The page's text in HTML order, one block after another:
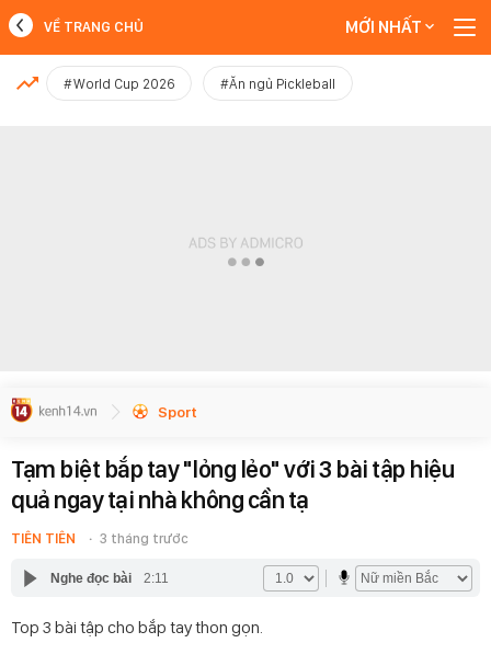
MỚI NHẤT
VỀ TRANG CHỦ MỚI NHẤT
#World Cup 2026 #Ăn ngủ Pickleball
Sport
Tạm biệt bắp tay "lỏng lẻo" với 3 bài tập hiệu
quả ngay tại nhà không cần tạ
TIÊN TIÊN 3 tháng trước
Nghe đọc bài 2:11
Top 3 bài tập cho bắp tay thon gọn.